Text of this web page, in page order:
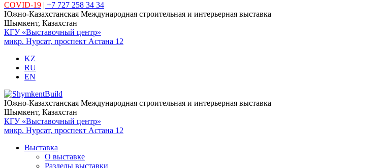
COVID-19 | +7 727 258 34 34
Южно-Казахстанская Международная строительная и интерьерная выставка
Шымкент, Казахстан
КГУ «Выставочный центр»
микр. Нурсат, проспект Астана 12
KZ
RU
EN
Южно-Казахстанская Международная строительная и интерьерная выставка
Шымкент, Казахстан
КГУ «Выставочный центр»
микр. Нурсат, проспект Астана 12
Выставка
О выставке
Разделы выставки